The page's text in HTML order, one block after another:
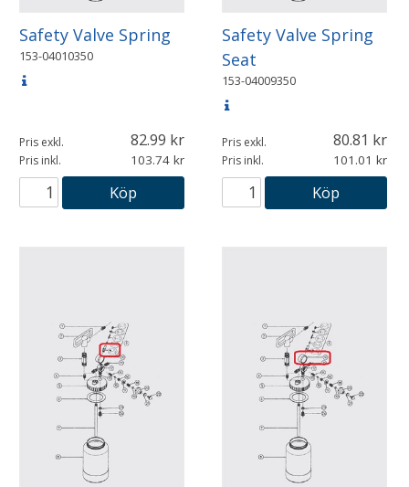
Safety Valve Spring
153-04010350
Pris exkl. 82.99
Pris inkl. 103.74
Köp
Safety Valve Spring
Seat
153-04009350
Pris exkl. 80.81
Pris inkl. 101.01
Köp